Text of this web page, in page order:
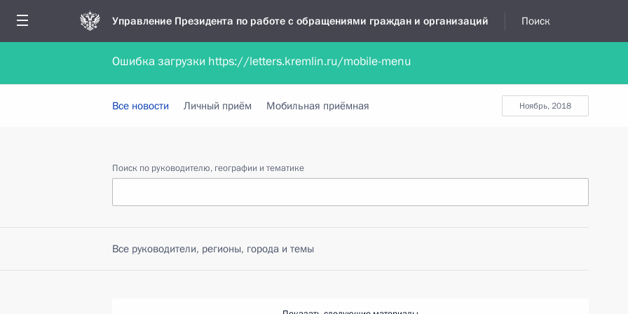
Управление Президента по работе с обращениями граждан и организаций Поиск
Обратиться в форме электронного документа Обратиться в устной форме
ноябрь, 2018
Все новости Личный приём Мобильная приёмная
Поиск по руководителю, географии и тематике
Все руководители, регионы, города и темы
Ошибка загрузки https://letters.kremlin.ru/mobile-menu